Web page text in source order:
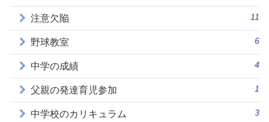
注意欠陥 11
野球教室 6
中学の成績 4
父親の発達育児参加 1
中学校のカリキュラム 3